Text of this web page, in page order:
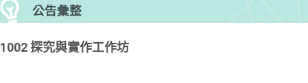
公告彙整
1002 探究與實作工作坊